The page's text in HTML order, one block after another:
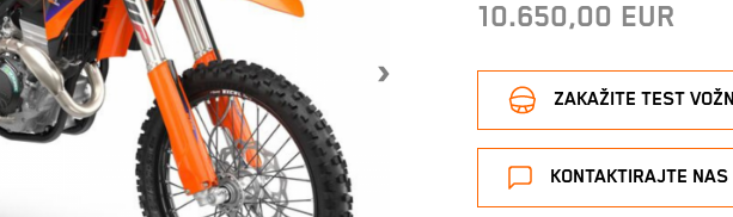
10.650,00 EUR
ZAKAŽITE TEST
KONTAKTIRAJTE NAS